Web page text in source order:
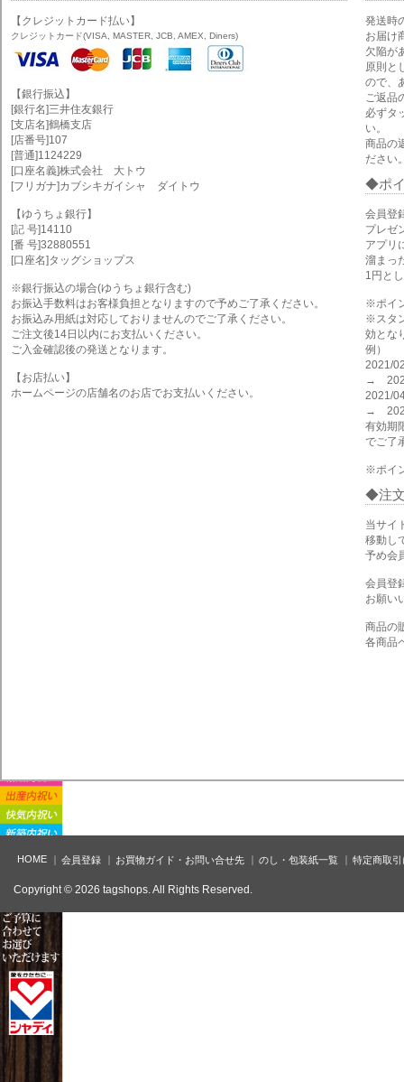
【クレジットカード払い】
クレジットカード(VISA, MASTER, JCB, AMEX, Diners)
【銀行振込】
[銀行名]三井住友銀行
[支店名]鶴橋支店
[店番号]107
[普通]1124229
[口座名義]株式会社 大トウ
[フリガナ]カブシキガイシャ ダイトウ
【ゆうちょ銀行】
[記 号]14110
[番 号]32880551
[口座名]タッグショップス
※銀行振込の場合(ゆうちょ銀行含む)
お振込手数料はお客様負担となりますので予めご了承ください。
お振込み用紙は対応しておりませんのでご了承ください。
ご注文後14日以内にお支払いください。
ご入金確認後の発送となります。
【お店払い】
ホームページの店舗名のお店でお支払いください。
発送時
お届け
欠陥が
原則と
ので、
ご返品
必ずタ
い。
商品の
ださい
ポ
会員登
プレゼ
アプリ
溜まっ
1円と
※ポイ
※スタ
効とな
例）
2021/
→
2021/
→
有効期
でご了
※ポイ
注
当サイ
移動し
予め会
会員登
お願い
商品の
各商品
HOME 会員登録 お買物ガイド・お問い合せ先 のし・包装紙一覧 特定商取
Copyright © 2026 tagshops. All Rights Reserved.